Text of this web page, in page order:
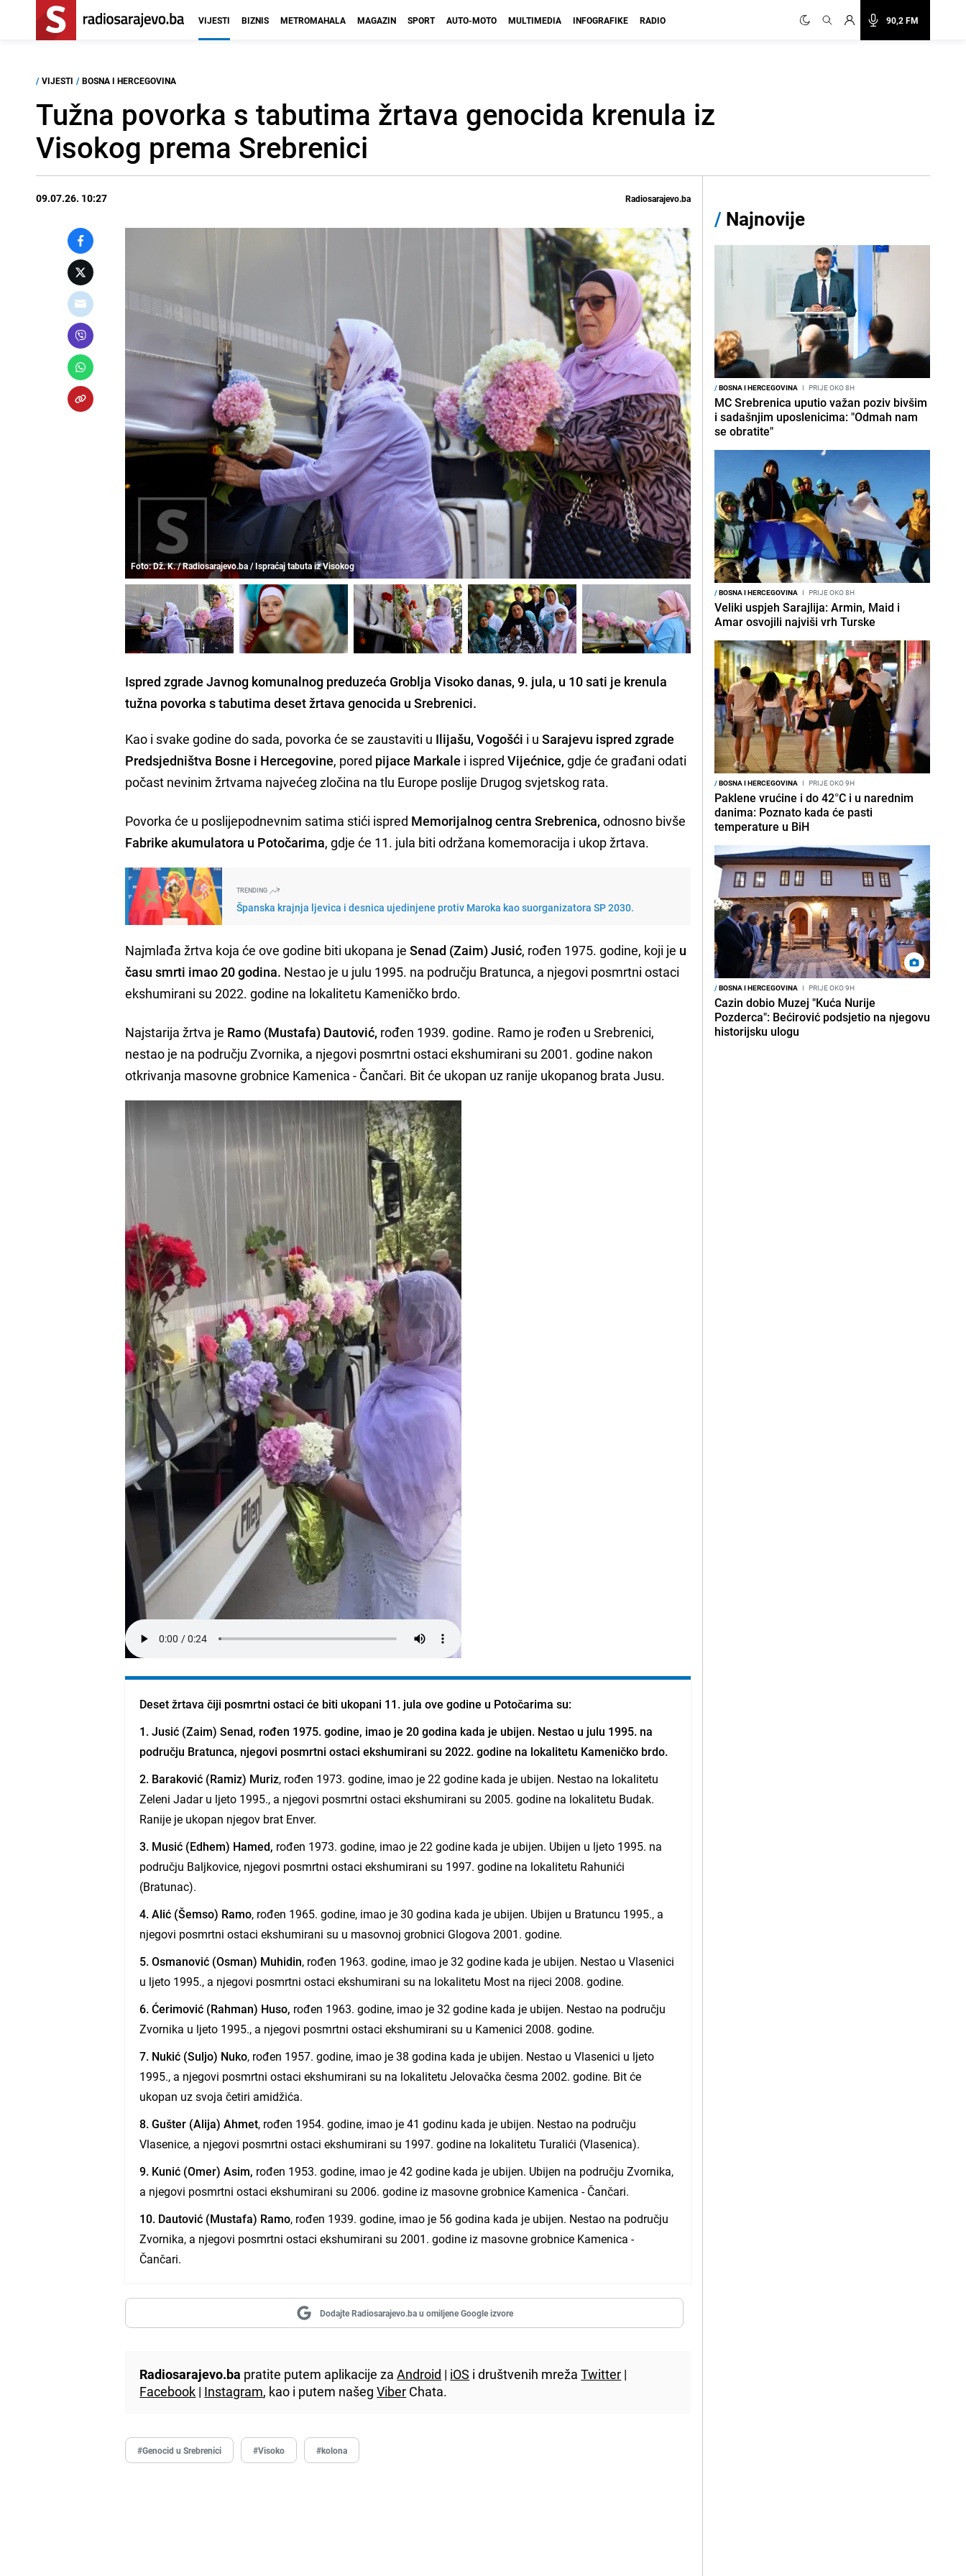
90,2 FM
VIJESTI BIZNIS METROMAHALA MAGAZIN SPORT AUTO-MOTO MULTIMEDIA INFOGRAFIKE RADIO
/ VIJESTI / BOSNA I HERCEGOVINA
Tužna povorka s tabutima žrtava genocida krenula iz
Visokog prema Srebrenici
09.07.26. 10:27 Radiosarajevo.ba
Foto: Dž. K. / Radiosarajevo.ba / Ispraćaj tabuta iz Visokog
Ispred zgrade Javnog komunalnog preduzeća Groblja Visoko danas, 9. jula, u 10 sati je krenula
tužna povorka s tabutima deset žrtava genocida u Srebrenici.
Kao i svake godine do sada, povorka će se zaustaviti u Ilijašu, Vogošći i uSarajevu ispred zgrade
Predsjedništva Bosne i Hercegovine, pored pijace Markale i ispredVijećnice, gdje će građani odati
počast nevinim žrtvama najvećeg zločina na tlu Europe poslije Drugog svjetskog rata.
Povorka će u poslijepodnevnim satima stići ispred Memorijalnog centra Srebrenica, odnosno bivše
Fabrike akumulatora u Potočarima, gdje će 11. jula biti održana komemoracija i ukop žrtava.
TRENDING
Španska krajnja ljevica i desnica ujedinjene protiv Maroka kao suorganizatora SP 2030.
Najmlađa žrtva koja će ove godine biti ukopana je Senad (Zaim) Jusić, rođen 1975. godine, koji je u
času smrti imao 20 godina. Nestao je u julu 1995. na području Bratunca, a njegovi posmrtni ostaci
ekshumirani su 2022. godine na lokalitetu Kameničko brdo.
Najstarija žrtva je Ramo (Mustafa) Dautović, rođen 1939. godine. Ramo je rođen u Srebrenici,
nestao je na području Zvornika, a njegovi posmrtni ostaci ekshumirani su 2001. godine nakon
otkrivanja masovne grobnice Kamenica - Čančari. Bit će ukopan uz ranije ukopanog brata Jusu.
Deset žrtava čiji posmrtni ostaci će biti ukopani 11. jula ove godine u Potočarima su:
1. Jusić (Zaim) Senad, rođen 1975. godine, imao je 20 godina kada je ubijen. Nestao u julu 1995. na
području Bratunca, njegovi posmrtni ostaci ekshumirani su 2022. godine na lokalitetu Kameničko brdo.
2. Baraković (Ramiz) Muriz, rođen 1973. godine, imao je 22 godine kada je ubijen. Nestao na lokalitetu
Zeleni Jadar u ljeto 1995., a njegovi posmrtni ostaci ekshumirani su 2005. godine na lokalitetu Budak.
Ranije je ukopan njegov brat Enver.
3. Musić (Edhem) Hamed, rođen 1973. godine, imao je 22 godine kada je ubijen. Ubijen u ljeto 1995. na
području Baljkovice, njegovi posmrtni ostaci ekshumirani su 1997. godine na lokalitetu Rahunići
(Bratunac).
4. Alić (Šemso) Ramo, rođen 1965. godine, imao je 30 godina kada je ubijen. Ubijen u Bratuncu 1995., a
njegovi posmrtni ostaci ekshumirani su u masovnoj grobnici Glogova 2001. godine.
5. Osmanović (Osman) Muhidin, rođen 1963. godine, imao je 32 godine kada je ubijen. Nestao u Vlasenici
u ljeto 1995., a njegovi posmrtni ostaci ekshumirani su na lokalitetu Most na rijeci 2008. godine.
6. Ćerimović (Rahman) Huso, rođen 1963. godine, imao je 32 godine kada je ubijen. Nestao na području
Zvornika u ljeto 1995., a njegovi posmrtni ostaci ekshumirani su u Kamenici 2008. godine.
7. Nukić (Suljo) Nuko, rođen 1957. godine, imao je 38 godina kada je ubijen. Nestao u Vlasenici u ljeto
1995., a njegovi posmrtni ostaci ekshumirani su na lokalitetu Jelovačka česma 2002. godine. Bit će
ukopan uz svoja četiri amidžića.
8. Gušter (Alija) Ahmet, rođen 1954. godine, imao je 41 godinu kada je ubijen. Nestao na području
Vlasenice, a njegovi posmrtni ostaci ekshumirani su 1997. godine na lokalitetu Turalići (Vlasenica).
9. Kunić (Omer) Asim, rođen 1953. godine, imao je 42 godine kada je ubijen. Ubijen na području Zvornika,
a njegovi posmrtni ostaci ekshumirani su 2006. godine iz masovne grobnice Kamenica - Čančari.
10. Dautović (Mustafa) Ramo, rođen 1939. godine, imao je 56 godina kada je ubijen. Nestao na području
Zvornika, a njegovi posmrtni ostaci ekshumirani su 2001. godine iz masovne grobnice Kamenica -
Čančari.
Dodajte Radiosarajevo.ba u omiljene Google izvore
Radiosarajevo.ba pratite putem aplikacije zaAndroid | iOS i društvenih mrežaTwitter |
Facebook | Instagram, kao i putem našegViber Chata.
#Genocid u Srebrenici #Visoko #kolona
/ Najnovije
/BOSNA I HERCEGOVINA I PRIJE OKO 8H
MC Srebrenica uputio važan poziv bivšim
i sadašnjim uposlenicima: "Odmah nam
se obratite"
/BOSNA I HERCEGOVINA I PRIJE OKO 8H
Veliki uspjeh Sarajlija: Armin, Maid i
Amar osvojili najviši vrh Turske
/BOSNA I HERCEGOVINA I PRIJE OKO 9H
Paklene vrućine i do 42°C i u narednim
danima: Poznato kada će pasti
temperature u BiH
/BOSNA I HERCEGOVINA I PRIJE OKO 9H
Cazin dobio Muzej "Kuća Nurije
Pozderca": Bećirović podsjetio na njegovu
historijsku ulogu